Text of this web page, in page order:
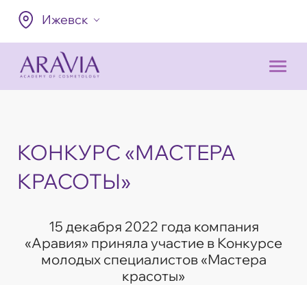
Ижевск
КОНКУРС «МАСТЕРА
КРАСОТЫ»
15 декабря 2022 года компания
«Аравия» приняла участие в Конкурсе
молодых специалистов «Мастера
красоты»